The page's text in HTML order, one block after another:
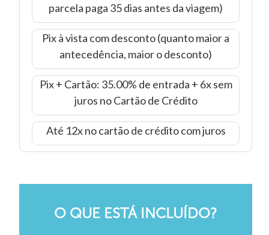
parcela paga 35 dias antes da viagem)
Pix à vista com desconto (quanto maior a
antecedência, maior o desconto)
Pix + Cartão: 35.00% de entrada + 6x sem
juros no Cartão de Crédito
Até 12x no cartão de crédito com juros
O QUE ESTÁ INCLUÍDO?